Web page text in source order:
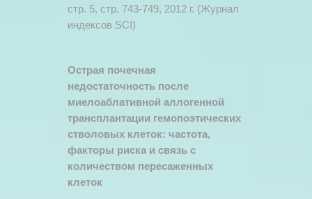
стр. 5, стр. 743-749, 2012 г. (Журнал
индексов SCI)
Острая почечная
недостаточность после
миелоаблативной аллогенной
трансплантации гемопоэтических
стволовых клеток: частота,
факторы риска и связь с
количеством пересаженных
клеток